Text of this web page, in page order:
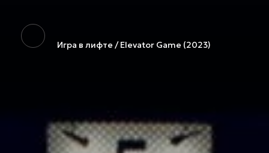
Игра в лифте / Elevator Game (2023)